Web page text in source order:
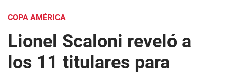
COPA AMÉRICA
Lionel Scaloni reveló a
los 11 titulares para